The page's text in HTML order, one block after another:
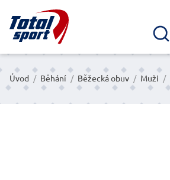
Úvod / Běhání / Běžecká obuv / Muži /